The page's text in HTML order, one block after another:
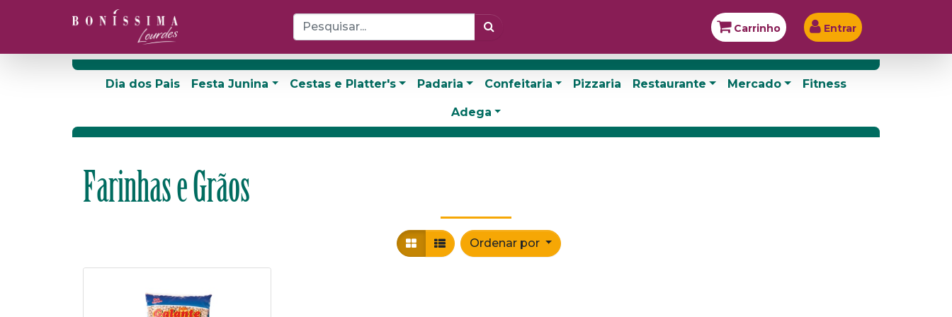
Carrinho Entrar
Dia dos Pais Festa Junina Cestas e Platter's Padaria Confeitaria Pizzaria Restaurante Mercado Fitness
Adega
Farinhas e Grãos
Ordenar por